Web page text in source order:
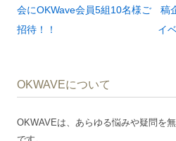
稿
ナ
ー
ョ
会にOKWave会員5組10名様ご
招待！！
稿
イ
OKWAVEについて
OKWAVEは、あらゆる悩みや疑問を